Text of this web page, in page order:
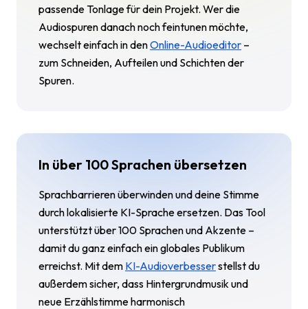
passende Tonlage für dein Projekt. Wer die
Audiospuren danach noch feintunen möchte,
wechselt einfach in denOnline-Audioeditor –
zum Schneiden, Aufteilen und Schichten der
Spuren.
In über 100 Sprachen übersetzen
Sprachbarrieren überwinden und deine Stimme
durch lokalisierte KI-Sprache ersetzen. Das Tool
unterstützt über 100 Sprachen und Akzente –
damit du ganz einfach ein globales Publikum
erreichst. Mit dem KI-Audioverbesserstellst du
außerdem sicher, dass Hintergrundmusik und
neue Erzählstimme harmonisch